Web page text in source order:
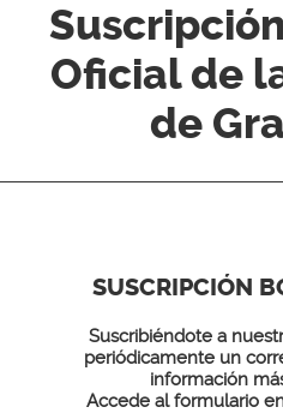
Oficial de
de
SUSCRIPCIÓN
Suscribiéndote a
periódicamente un
información
Accede al formulario